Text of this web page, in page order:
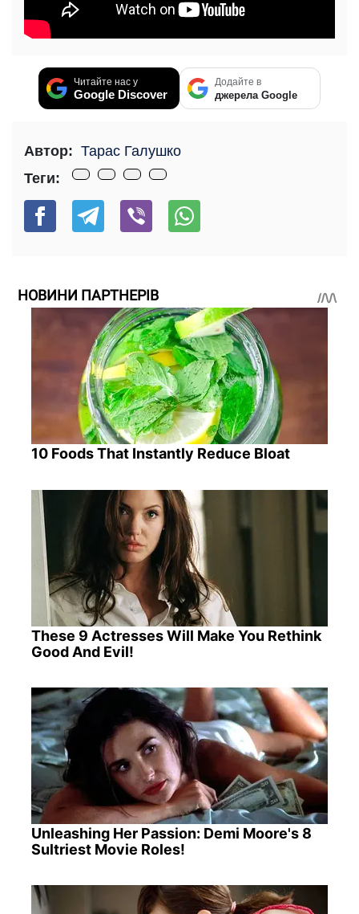
Читайте нас у
Google Discover
Додайте в
джерела Google
Автор: Тарас Галушко
Теги:
НОВИНИ ПАРТНЕРІВ
10 Foods That Instantly Reduce Bloat
These 9 Actresses Will Make You Rethink
Good And Evil!
Unleashing Her Passion: Demi Moore's 8
Sultriest Movie Roles!